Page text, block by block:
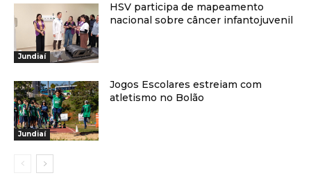
Jundiaí
HSV participa de mapeamento
nacional sobre câncer infantojuvenil
Jundiaí
Jogos Escolares estreiam com
atletismo no Bolão